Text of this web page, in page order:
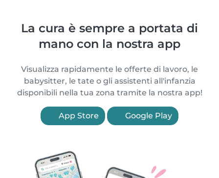
La cura è sempre a portata di
mano con la nostra app
Visualizza rapidamente le offerte di lavoro, le
babysitter, le tate o gli assistenti all'infanzia
disponibili nella tua zona tramite la nostra app!
App Store Google Play